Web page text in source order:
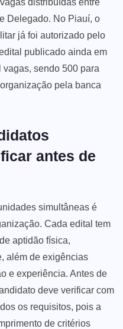
Delegado. No Piauí, o
já foi autorizado pelo
publicado ainda em
sendo 500 para
pela banca
antes de
simultâneas é
Cada edital tem
aptidão física,
além de exigências
e experiência. Antes de
deve verificar com
os requisitos, pois a
de critérios